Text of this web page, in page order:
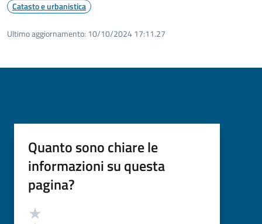
Catasto e urbanistica
Ultimo aggiornamento: 10/10/2024 17:11.27
Quanto sono chiare le
informazioni su questa
pagina?
Valutazione